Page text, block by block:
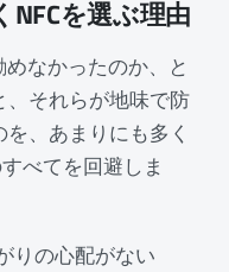
NFCを選ぶ理由
なかったのか、と
それらが地味で防
、あまりにも多く
べてを回避しま
りの心配がない